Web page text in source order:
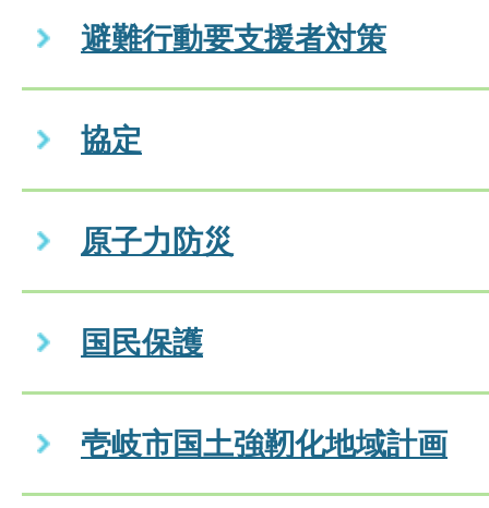
避難行動要支援者対策
協定
原子力防災
国民保護
壱岐市国土強靭化地域計画